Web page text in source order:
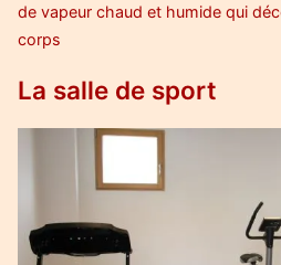
de vapeur chaud et humide qui
corps
La salle de sport